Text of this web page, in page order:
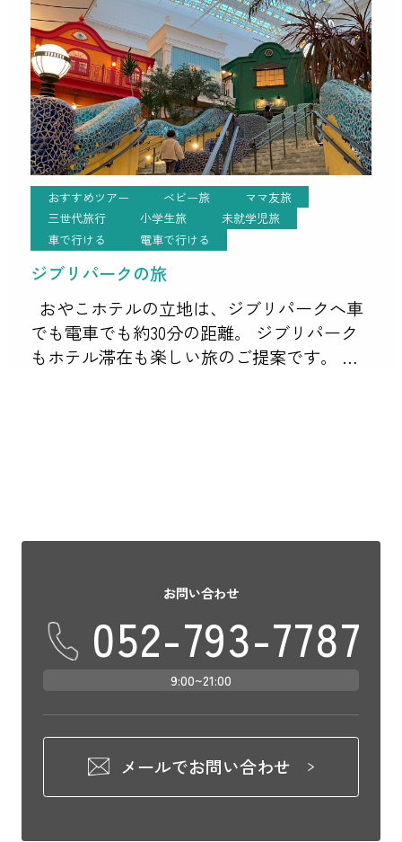
おすすめツアー ベビー旅
ママ友旅
三世代旅行
小学生旅
未就学児旅
車で行ける
電車で行ける
ジブリパークの旅
おやこホテルの立地は、ジブリパークへ車
でも電車でも約30分の距離。 ジブリパーク
もホテル滞在も楽しい旅のご提案です。 ジ
お問い合わせ
052-793-7787
9:00~21:00
メールでお問い合わせ